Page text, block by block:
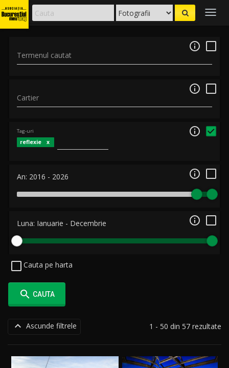
Termenul cautat

Cartier

reflexie
Tag-uri 
An: 2016 - 2026 
Luna: Ianuarie - Decembrie 
Cauta pe harta
 CAUTA
 Ascunde filtrele 1 - 50 din 57 rezultate